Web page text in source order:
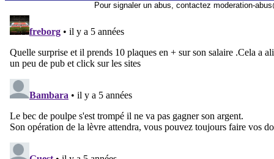
Pour signaler un abus, contactez moderation-